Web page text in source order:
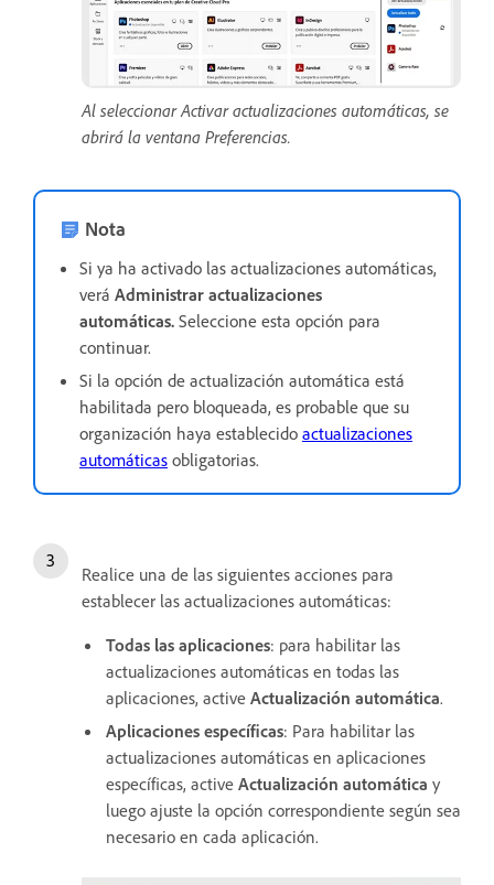
Al seleccionar Activar actualizaciones automáticas, se
abrirá la ventana Preferencias.
Nota
Si ya ha activado las actualizaciones automáticas,
verá Administrar actualizaciones
automáticas. Seleccione esta opción para
continuar.
Si la opción de actualización automática está
habilitada pero bloqueada, es probable que su
organización haya establecido actualizaciones
automáticas obligatorias.
Realice una de las siguientes acciones para
establecer las actualizaciones automáticas:
Todas las aplicaciones: para habilitar las
actualizaciones automáticas en todas las
aplicaciones, active Actualización automática.
Aplicaciones específicas: Para habilitar las
actualizaciones automáticas en aplicaciones
específicas, active Actualización automática y
luego ajuste la opción correspondiente según sea
necesario en cada aplicación.